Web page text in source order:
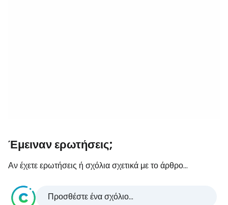
Έμειναν ερωτήσεις;
Αν έχετε ερωτήσεις ή σχόλια σχετικά με το άρθρο...
Προσθέστε ένα σχόλιο...